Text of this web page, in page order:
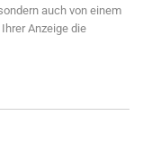
auch von einem
Anzeige die